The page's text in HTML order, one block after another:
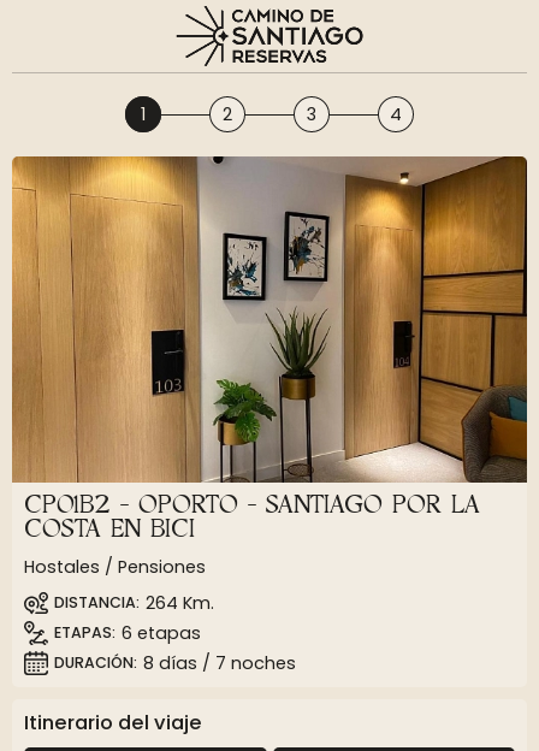
1 2 3 4
CP01B2 - OPORTO - SANTIAGO POR LA
COSTA EN BICI
Hostales / Pensiones
DISTANCIA 264 Km.
ETAPAS 6 etapas
DURACIÓN 8 días / 7 noches
Itinerario del viaje